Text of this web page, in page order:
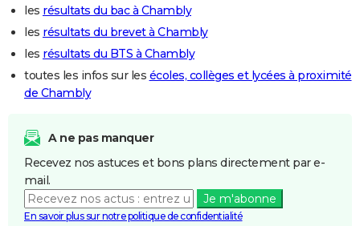
les résultats du bac à Chambly
les résultats du brevet à Chambly
les résultats du BTS à Chambly
toutes les infos sur les écoles, collèges et lycées à proximité
de Chambly
A ne pas manquer
Recevez nos astuces et bons plans directement par e-
mail.
Je m'abonne
En savoir plus sur notre politique de confidentialité